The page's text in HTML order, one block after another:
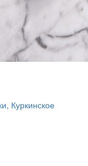
Куркинское